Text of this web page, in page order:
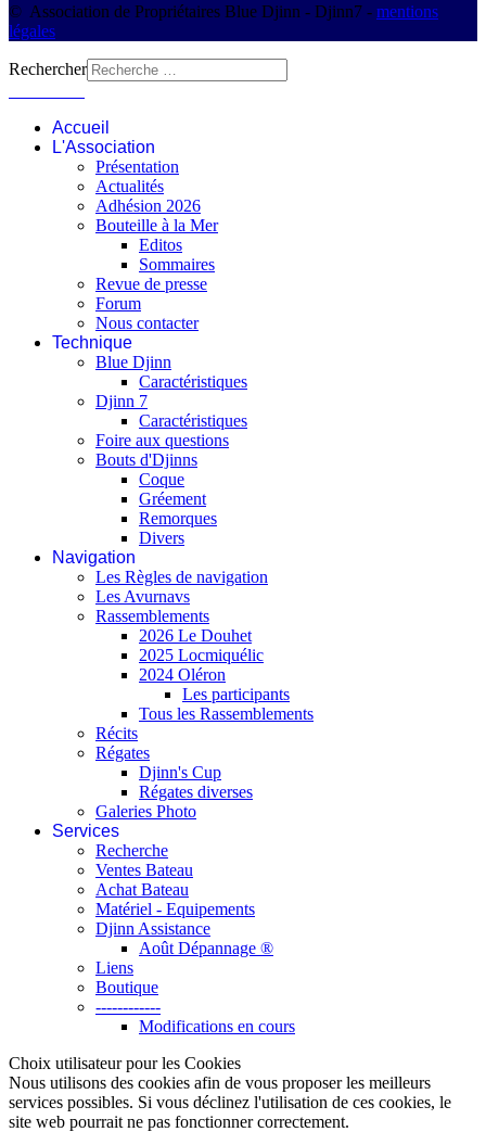
© Association de Propriétaires Blue Djinn - Djinn7 - mentions
légales
Rechercher
Accueil
L'Association
Présentation
Actualités
Adhésion 2026
Bouteille à la Mer
Editos
Sommaires
Revue de presse
Forum
Nous contacter
Technique
Blue Djinn
Caractéristiques
Djinn 7
Caractéristiques
Foire aux questions
Bouts d'Djinns
Coque
Gréement
Remorques
Divers
Navigation
Les Règles de navigation
Les Avurnavs
Rassemblements
2026 Le Douhet
2025 Locmiquélic
2024 Oléron
Les participants
Tous les Rassemblements
Récits
Régates
Djinn's Cup
Régates diverses
Galeries Photo
Services
Recherche
Ventes Bateau
Achat Bateau
Matériel - Equipements
Djinn Assistance
Août Dépannage ®
Liens
Boutique
------------
Modifications en cours
Choix utilisateur pour les Cookies
Nous utilisons des cookies afin de vous proposer les meilleurs
services possibles. Si vous déclinez l'utilisation de ces cookies, le
site web pourrait ne pas fonctionner correctement.